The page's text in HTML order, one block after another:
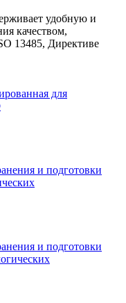
удобную и
качеством,
13485, Директиве
для
и подготовки
и подготовки